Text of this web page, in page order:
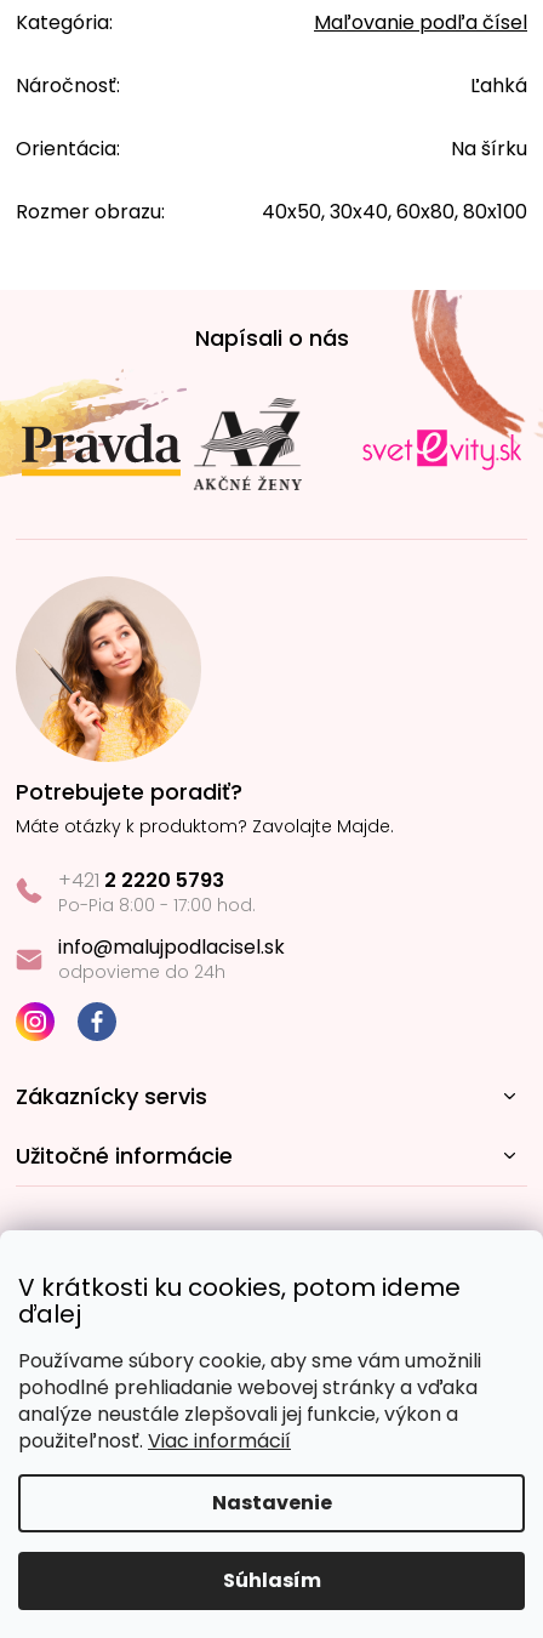
V krátkosti ku cookies, potom ideme
ďalej
Používame súbory cookie, aby sme vám umožnili
pohodlné prehliadanie webovej stránky a vďaka
analýze neustále zlepšovali jej funkcie, výkon a
použiteľnosť. Viac informácií
Nastavenie
Súhlasím
Kategória: Maľovanie podľa čísel
Náročnosť: Ľahká
Orientácia: Na šírku
Rozmer obrazu: 40x50, 30x40, 60x80, 80x100
t
i
e
Napísali o nás
Potrebujete poradiť?
Máte otázky k produktom? Zavolajte Majde.
+421 2 2220 5793
Po-Pia 8:00 - 17:00 hod.
info@malujpodlacisel.sk
odpovieme do 24h
Zákaznícky servis
Užitočné informácie
Obľúbené spôsoby platby:
Copyright 2026Malujpodlacisel.sk. Všetky práva
vyhradené.Upraviť nastavenie cookies